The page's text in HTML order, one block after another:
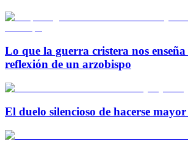
Lo que la guerra cristera nos
reflexión de un arzobispo
El duelo silencioso de hacerse